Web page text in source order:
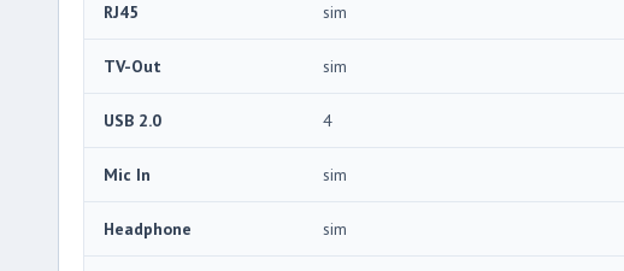
RJ45 sim
TV-Out sim
USB 2.0 4
Mic In sim
Headphone sim